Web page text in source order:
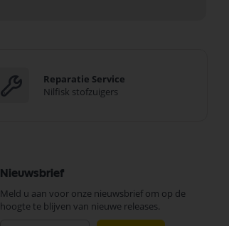
Reparatie Service
Nilfisk stofzuigers
Nieuwsbrief
Meld u aan voor onze nieuwsbrief om op de
hoogte te blijven van nieuwe releases.